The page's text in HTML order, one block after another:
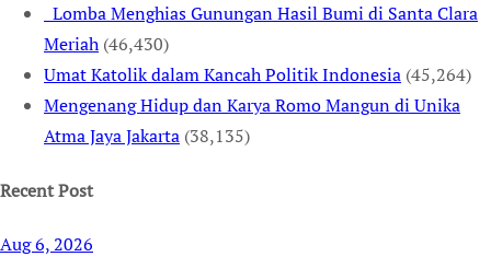
Lomba Menghias Gunungan Hasil Bumi di Santa Clara
Meriah (46,430)
Umat Katolik dalam Kancah Politik Indonesia (45,264)
Mengenang Hidup dan Karya Romo Mangun di Unika
Atma Jaya Jakarta (38,135)
Recent Post
Aug 6, 2026